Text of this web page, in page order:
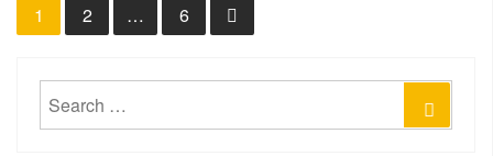
Navigation
des
articles
1 2 … 6
Search
for: